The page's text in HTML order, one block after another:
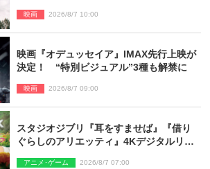
映画 2026/8/7 10:00
映画『オデュッセイア』IMAX先行上映が
決定！ “特別ビジュアル”3種も解禁に
映画 2026/8/7 09:00
スタジオジブリ『耳をすませば』『借り
ぐらしのアリエッティ』4Kデジタルリマ
アニメ･ゲーム 2026/8/7 07:00